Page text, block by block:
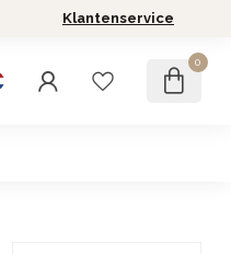
Klantenservice
0